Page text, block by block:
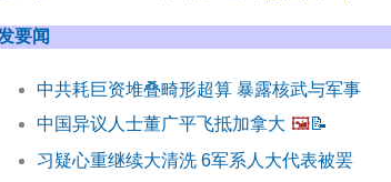
要闻
中共耗巨资堆叠畸形超算 暴露核武与军事
中国异议人士董广平飞抵加拿大 🖼️📝
习疑心重继续大清洗 6军系人大代表被罢